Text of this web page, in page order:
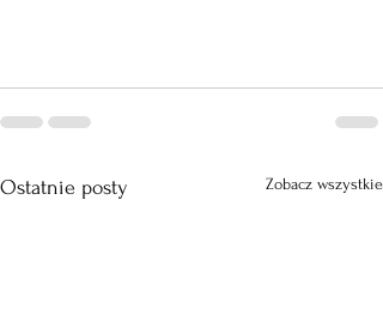
Ostatnie posty Zobacz wszystkie